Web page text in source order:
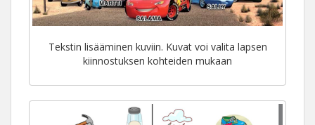
Tekstin lisääminen kuviin. Kuvat voi valita lapsen
kiinnostuksen kohteiden mukaan